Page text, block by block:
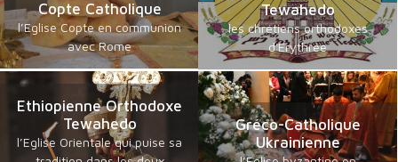
Copte Catholique
l’Eglise Copte en communion
avec Rome
Tewahedo
les chrétiens orthodoxes
d'Erythrée
Ethiopienne Orthodoxe
Tewahedo
l’Eglise Orientale qui puise sa
Gréco-Catholique
Ukrainienne